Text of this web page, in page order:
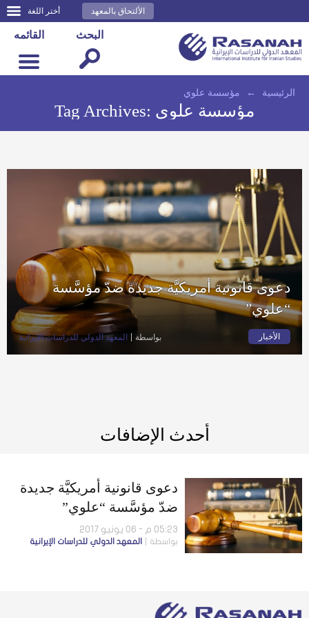
أختر اللغة الألتحاق بالمعهد
القائمه البحث
الرئيسية ← مؤسسة علوي
Tag Archives: مؤسسة علوي
دعوى قانونية أمريكيَّة جديدة ضدّ مؤسَّسة
“علوي”
الأخبار بواسطة المعهد الدولي للدراسات الإيرانية
أحدث الإضافات
دعوى قانونية أمريكيَّة جديدة
ضدّ مؤسَّسة “علوي”
05:23 م - 06 يونيو 2017
بواسطة المعهد الدولي للدراسات الإيرانية